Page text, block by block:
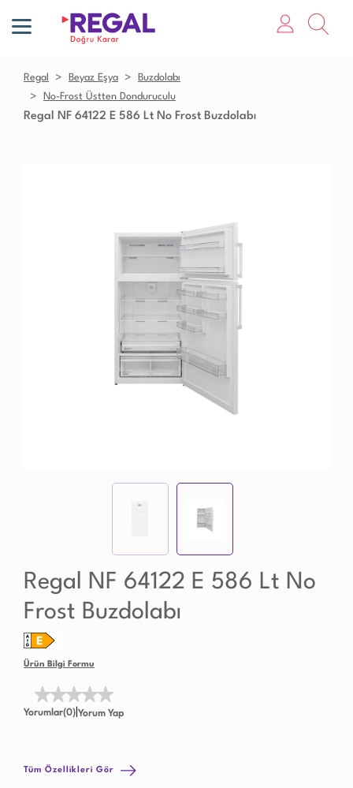
Regal Beyaz Eşya
Buzdolabı
No-Frost Üstten Donduruculu
Regal NF 64122 E 586 Lt No Frost Buzdolabı
Regal NF 64122 E 586 Lt No
Frost Buzdolabı
Ürün Bilgi Formu
Yorumlar(0) Yorum Yap
Tüm Özellikleri Gör